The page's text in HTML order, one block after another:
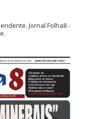
Jornal Folha8 -